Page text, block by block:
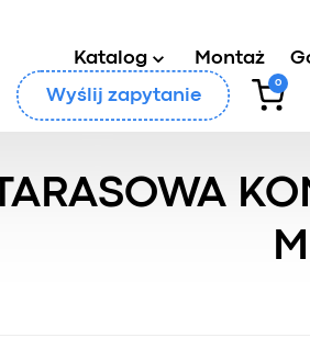
Katalog Montaż
Wyślij zapytanie
0
tarasowa / Deska tarasowa